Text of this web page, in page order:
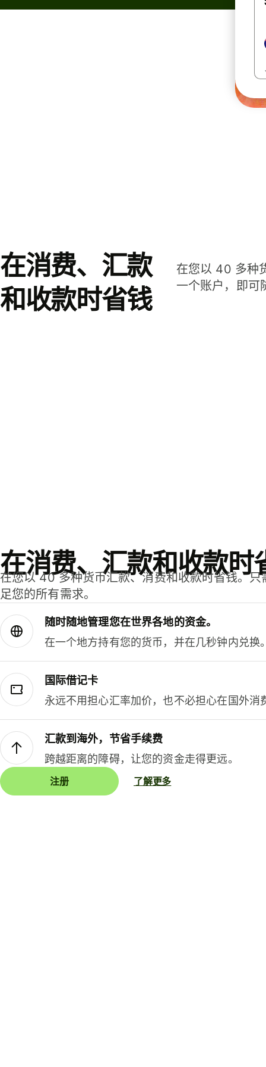
在消费、汇款
和收款时省钱
在您以 40 多种
一个账户，即可
在消费、汇款和收款时
在您以 40 多种货币汇款、消费和收款时省钱。
足您的所有需求。
随时随地管理您在世界各地的资金。
在一个地方持有您的货币，并在几秒钟内兑换
国际借记卡
永远不用担心汇率加价，也不必担心在国外消
汇款到海外，节省手续费
跨越距离的障碍，让您的资金走得更远。
注册 了解更多